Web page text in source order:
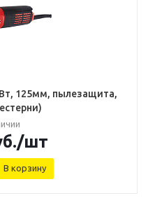
125мм, пылезащита,
/шт
В корзину